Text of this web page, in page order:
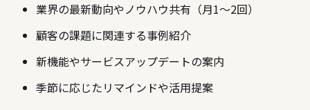
業界の最新動向やノウハウ共有（月1〜2回）
顧客の課題に関連する事例紹介
新機能やサービスアップデートの案内
季節に応じたリマインドや活用提案